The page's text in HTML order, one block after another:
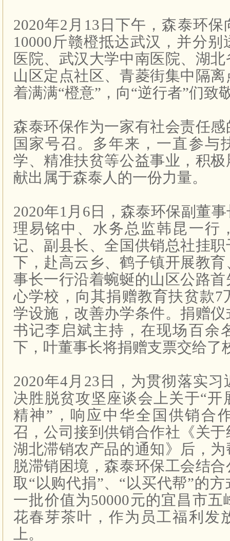
2020年2 月 13 日下午，森泰环
10000斤赣橙抵达武汉，并分别
医院、武汉大学中南医院、湖
山区定点社区、青菱街集中隔
着满满“橙意”，向“逆行者”们致
森泰环保作为一家有社会责任
国家号召。多年来，一直参与
学、精准扶贫等公益事业，积
献出属于森泰人的一份力量。
2020年1 月 6 日，森泰环保副董
理易铭中、水务总监韩昆一行
记、副县长、全国供销总社挂
下，赴高云乡、鹤子镇开展教
事长一行沿着蜿蜒的山区公路
心学校，向其捐赠教育扶贫款7
学设施，改善办学条件。捐赠
书记李启斌主持，在现场百余
下，叶董事长将捐赠支票交给了
2020年4 月 23 日，为贯彻落实
决胜脱贫攻坚座谈会上关于“开
精神”，响应中华全国供销合
召，公司接到供销合作社《关
湖北滞销农产品的通知》后，
脱滞销困境，森泰环保工会结
取“以购代捐”、“以买代帮”的
一批价值为50000元的宜昌市五
花春芽茶叶，作为员工福利发
上。